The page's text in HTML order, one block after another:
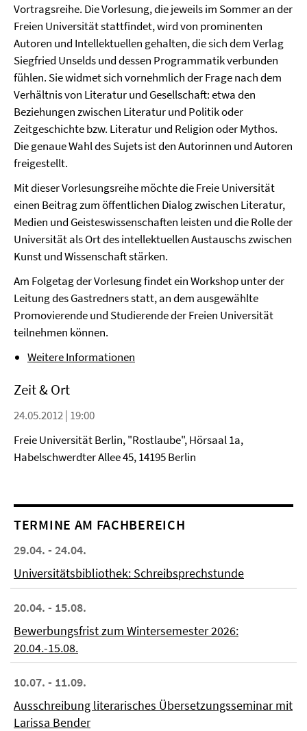
Vortragsreihe. Die Vorlesung, die jeweils im Sommer an der
Freien Universität stattfindet, wird von prominenten
Autoren und Intellektuellen gehalten, die sich dem Verlag
Siegfried Unselds und dessen Programmatik verbunden
fühlen. Sie widmet sich vornehmlich der Frage nach dem
Verhältnis von Literatur und Gesellschaft: etwa den
Beziehungen zwischen Literatur und Politik oder
Zeitgeschichte bzw. Literatur und Religion oder Mythos.
Die genaue Wahl des Sujets ist den Autorinnen und Autoren
freigestellt.
Mit dieser Vorlesungsreihe möchte die Freie Universität
einen Beitrag zum öffentlichen Dialog zwischen Literatur,
Medien und Geisteswissenschaften leisten und die Rolle der
Universität als Ort des intellektuellen Austauschs zwischen
Kunst und Wissenschaft stärken.
Am Folgetag der Vorlesung findet ein Workshop unter der
Leitung des Gastredners statt, an dem ausgewählte
Promovierende und Studierende der Freien Universität
teilnehmen können.
Weitere Informationen
Zeit & Ort
24.05.2012 | 19:00
Freie Universität Berlin, "Rostlaube", Hörsaal 1a,
Habelschwerdter Allee 45, 14195 Berlin
TERMINE AM FACHBEREICH
29.04. - 24.04.
Universitätsbibliothek: Schreibsprechstunde
20.04. - 15.08.
Bewerbungsfrist zum Wintersemester 2026:
20.04.-15.08.
10.07. - 11.09.
Ausschreibung literarisches Übersetzungsseminar mit
Larissa Bender